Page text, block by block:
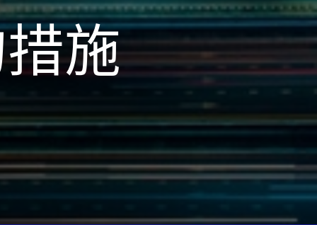
物
与材料
基金与投资管理
房
务
系
规与报告
持服务
源和薪酬管理
书
规与报告
务
内税收
户税
行：富睿玛泽2024年可持续发展报告
2023年度集团透明度报告
发布2021可持续发展报告
东欧：入境并购报告
容业的启示：整合技术和可持续转型
数字化的世界中保障未来网络安全
中审众环发布《中国消费者的可持续消费观：现
来》调研报告
泽营收突破50亿美元
Mazars participated in the 7th CIIE
到Forvis Mazars（富睿玛泽）
发: 2022/2023 Mazars年报
集团再度刷新年度营收记录，积极构筑全球宏伟
雨表：展望2025
雨表：展望2024
雨表：展望2021
雨表：展望2020
讨会 | 卓越运营工作坊：精准降本与财务效率提
讨会邀请函 | 中国资管行业趋势与破局之道
视频回顾：毛里求斯税收体系概览 - 解锁全球投
遇
讨会 | 欧盟企业可持续发展报告--去向何方: 未来
则
版刊物
务快讯
务部出版物
中国疫情期间的措施
情与私募股权世界
行为准则
益冲突 施